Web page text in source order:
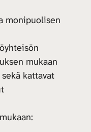
monipuolisen
mukaan
kattavat